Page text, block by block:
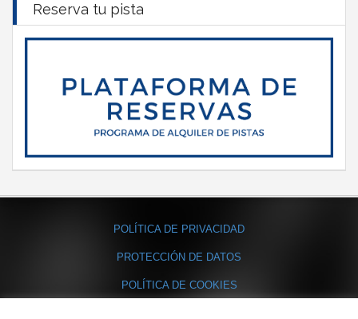
Reserva tu pista
POLÍTICA DE PRIVACIDAD
PROTECCIÓN DE DATOS
POLÍTICA DE COOKIES